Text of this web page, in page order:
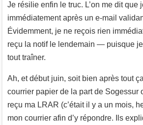
Je résilie enfin le truc. L’on me dit que
immédiatement après un e-mail
Évidemment, je ne reçois rien
reçu la notif le lendemain — puisque je
tout traîner.
Ah, et début juin, soit bien après tout
courrier papier de la part de Sogessur
reçu ma LRAR (c’était il y a un mois,
mon courrier afin d’y répondre. Ils